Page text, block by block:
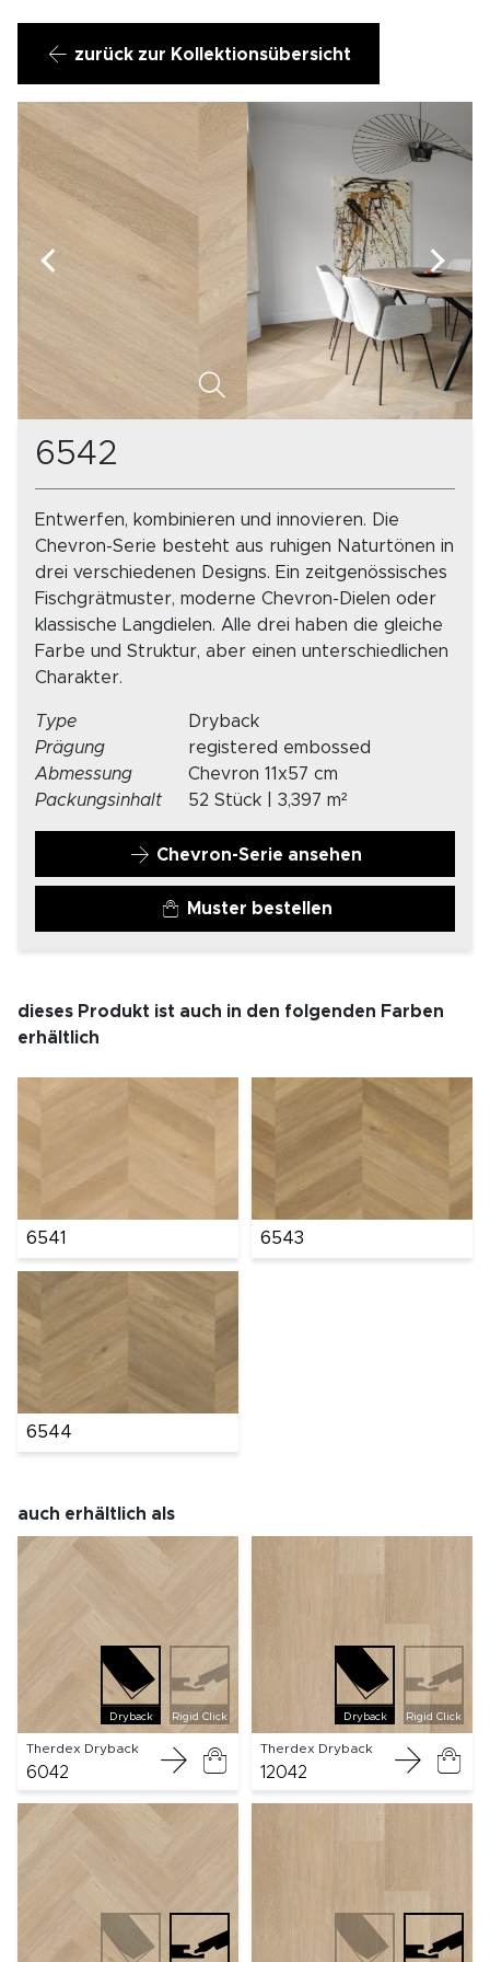
zurück zur Kollektionsübersicht
6542
Entwerfen, kombinieren und innovieren. Die
Chevron-Serie besteht aus ruhigen Naturtönen in
drei verschiedenen Designs. Ein zeitgenössisches
Fischgrätmuster, moderne Chevron-Dielen oder
klassische Langdielen. Alle drei haben die gleiche
Farbe und Struktur, aber einen unterschiedlichen
Charakter.
Type
Dryback
Prägung
registered embossed
Abmessung
Chevron 11x57 cm
Packungsinhalt
52 Stück | 3,397 m²
Chevron-Serie ansehen
Muster bestellen
dieses Produkt ist auch in den folgenden Farben
erhältlich
6541 6543
6544
auch erhältlich als
Dryback Rigid Click
Therdex Dryback
6042
Dryback Rigid Click
Therdex Dryback
12042